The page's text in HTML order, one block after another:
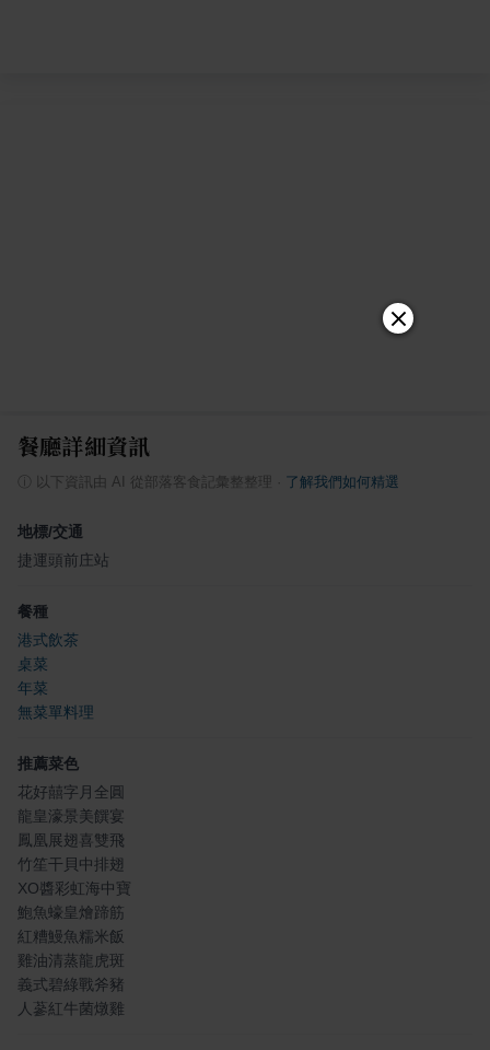
餐廳詳細資訊
以下資訊由 AI 從部落客食記彙整整理 了解我們如何精選
地標/交通
捷運頭前庄站
餐種
港式飲茶
桌菜
年菜
無菜單料理
推薦菜色
花好囍字月全圓
龍皇濠景美饌宴
鳳凰展翅喜雙飛
竹笙干貝中排翅
XO醬彩虹海中寶
鮑魚蠔皇燴蹄筋
紅糟鰻魚糯米飯
雞油清蒸龍虎斑
義式碧綠戰斧豬
人蔘紅牛菌燉雞